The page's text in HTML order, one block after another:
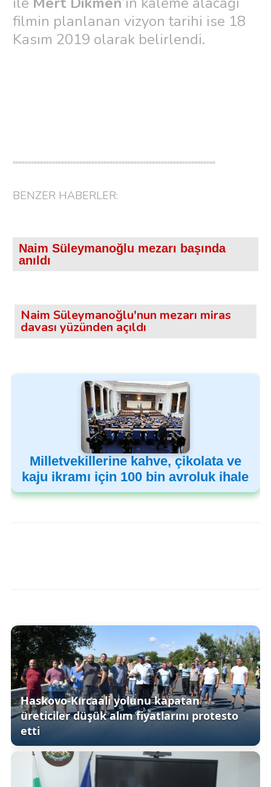
filmin planlanan vizyon tarihi ise 18
Kasım 2019 olarak belirlendi.
===================================================================
BENZER HABERLER:
Naim Süleymanoğlu mezarı başında
anıldı
Naim Süleymanoğlu'nun mezarı miras
davası yüzünden açıldı
Milletvekillerine kahve, çikolata ve
kaju ikramı için 100 bin avroluk ihale
Haskovo-Kırcaali yolunu kapatan
üreticiler düşük alım fiyatlarını protesto
etti